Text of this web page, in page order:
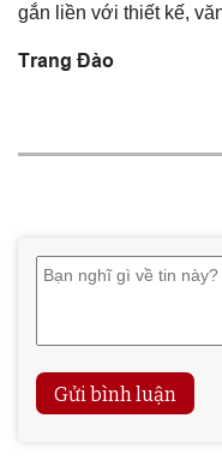
gắn liền với thiết kế,
Trang Đào
Gửi bình luận